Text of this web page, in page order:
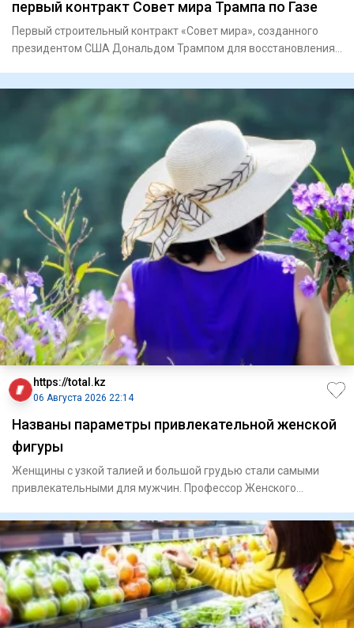
первый контракт Совет мира Трампа по Газе
Первый строительный контракт «Совет мира», созданного
президентом США Дональдом Трампом для восстановления
https://total.kz
06 Августа 2026 22:14
Названы параметры привлекательной женской
фигуры
Женщины с узкой талией и большой грудью стали самыми
привлекательными для мужчин. Профессор Женского